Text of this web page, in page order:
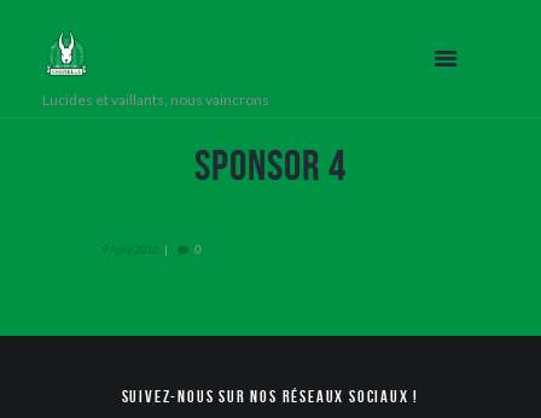
Lucides et vaillants, nous vaincrons
Sponsor 4
9 April 2016 0
Suivez-nous sur nos réseaux sociaux !